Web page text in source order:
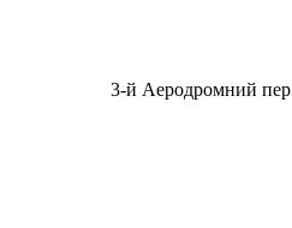
3-й Аеродромний пер